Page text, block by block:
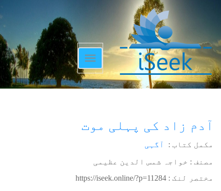
Toggle
navigation
آدم زاد کی پہلی موت
مکمل کتاب : آگہی
مصنف : خواجہ شمس الدین عظیمی
مختصر لنک : https://iseek.online/?p=11284